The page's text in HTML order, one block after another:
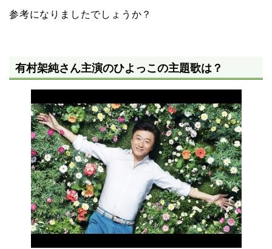
参考になりましたでしょうか？
有村架純さん主演のひよっこの主題歌は？